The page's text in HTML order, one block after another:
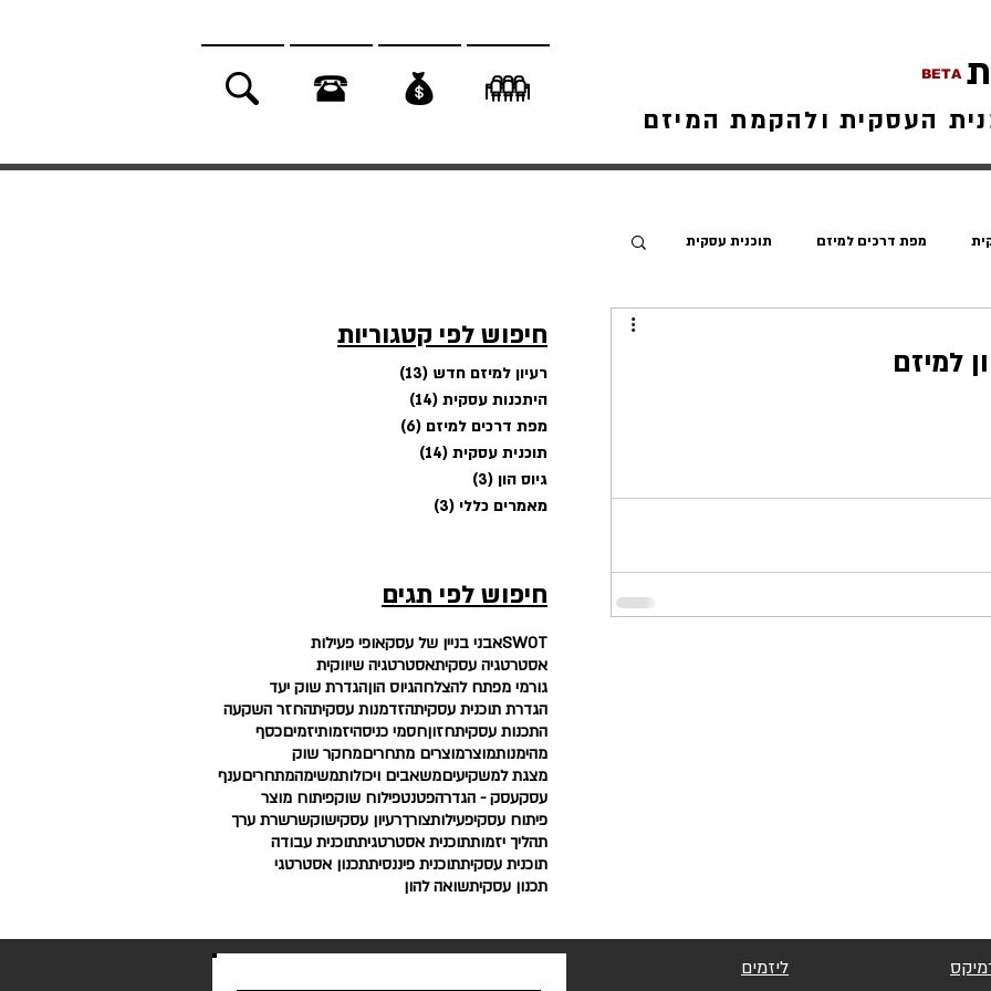
BETA
העסקית ולהקמת המיזם
חיפוש לפי קטגוריות
רעיון למיזם חדש (13)
היתכנות עסקית (14)
מפת דרכים למיזם (6)
תוכנית עסקית (14)
גיוס הון (3)
מאמרים כללי (3)
חיפוש לפי תגים
SWOTאבני בניין של עסקאופי פעילות
אסטרטגיה עסקיתאסטרטגיה שיווקית
גורמי מפתח להצלחהגיוס הוןהגדרת שוק יעד
הגדרת תוכנית עסקיתהזדמנות עסקיתהחזר השקעה
התכנות עסקיתחזוןחסמי כניסהיזמותיזמיםכסף
מהימנותמוצרמוצרים מתחריםמחקר שוק
מצגת למשקיעיםמשאבים ויכולותמשימהמתחריםענף
עסקעסק - הגדרהפטנטפילוח שוקפיתוח מוצר
פיתוח עסקיפעילותצורךרעיון עסקישוקשרשרת ערך
תהליך יזמותתוכנית אסטרטגיתתוכנית עבודה
תוכנית עסקיתתוכנית פיננסיתתכנון אסטרטגי
תכנון עסקיתשואה להון
מפת דרכים למיזם תוכנית עסקית
למיזם
ליזמים